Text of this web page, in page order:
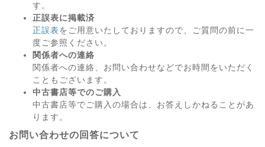
す。
正誤表に掲載済
正誤表をご用意いたしておりますので、ご質問の前に一
度ご参照ください。
関係者への連絡
関係者への連絡、お問い合わせなどでお時間をいただく
こともございます。
中古書店等でのご購入
中古書店等でご購入の場合は、お答えしかねることがあ
ります。
お問い合わせの回答について